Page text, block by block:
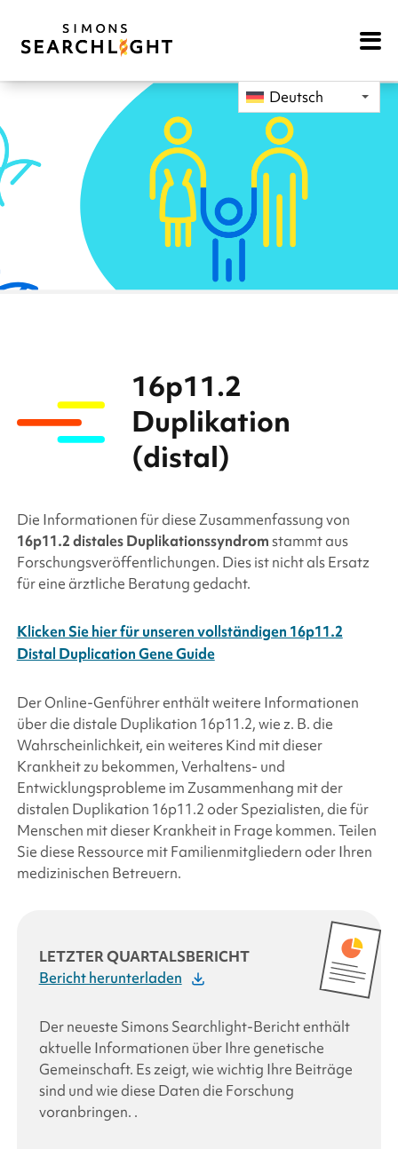
Open
Deutsch
16p11.2
Duplikation
(distal)
Die Informationen für diese Zusammenfassung von
16p11.2 distales Duplikationssyndromstammt aus
Forschungsveröffentlichungen. Dies ist nicht als Ersatz
für eine ärztliche Beratung gedacht.
Klicken Sie hier für unseren vollständigen 16p11.2
Distal Duplication Gene Guide
Der Online-Genführer enthält weitere Informationen
über die distale Duplikation 16p11.2, wie z. B. die
Wahrscheinlichkeit, ein weiteres Kind mit dieser
Krankheit zu bekommen, Verhaltens- und
Entwicklungsprobleme im Zusammenhang mit der
distalen Duplikation 16p11.2 oder Spezialisten, die für
Menschen mit dieser Krankheit in Frage kommen. Teilen
Sie diese Ressource mit Familienmitgliedern oder Ihren
medizinischen Betreuern.
LETZTER QUARTALSBERICHT
Bericht herunterladen
Der neueste Simons Searchlight-Berichtenthält
aktuelle Informationen über Ihre genetische
Gemeinschaft. Es zeigt, wie wichtig Ihre Beiträge
sind und wie diese Daten die Forschung
voranbringen. .